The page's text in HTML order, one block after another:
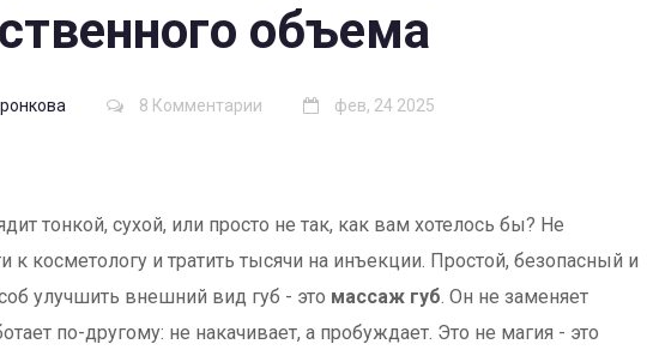
объема
8 Комментарии фев, 24 2025
тонкой, сухой, или просто не так, как вам хотелось бы? Не
к косметологу и тратить тысячи на инъекции. Простой, безопасный и
улучшить внешний вид губ - это массаж губ. Он не заменяет
по-другому: не накачивает, а пробуждает. Это не магия - это